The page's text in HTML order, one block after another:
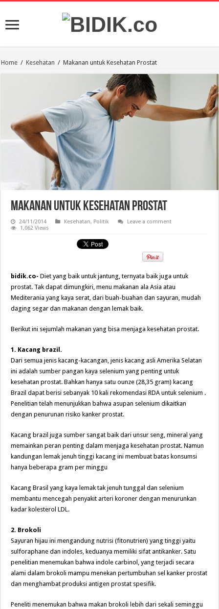
Home / Kesehatan / Makanan untuk Kesehatan Prostat
Makanan untuk Kesehatan Prostat
24/11/2014 Kesehatan, Politik
Leave a comment
1,062 Views
bidik.co- Diet yang baik untuk jantung, ternyata baik juga untuk
prostat. Tak dapat dimungkiri, menu makanan ala Asia atau
Mediterania yang kaya serat, dari buah-buahan dan sayuran, mudah
daging segar dan makanan dengan lemak baik.
Berikut ini sejumlah makanan yang bisa menjaga kesehatan prostat.
1. Kacang brazil.
Dari semua jenis kacang-kacangan, jenis kacang asli Amerika Selatan
ini adalah sumber pangan kaya selenium yang penting untuk
kesehatan prostat. Bahkan hanya satu ounze (28,35 gram) kacang
Brazil dapat berisi sebanyak 10 kali rekomendasi RDA untuk selenium .
Penelitian telah menunjukkan bahwa asupan selenium dikaitkan
dengan penurunan risiko kanker prostat.
Kacang brazil juga sumber sangat baik dari unsur seng, mineral yang
memainkan peran penting dalam menjaga kesehatan prostat. Namun
kandungan lemak jenuh tinggi kacang ini membuat batas konsumsi
hanya beberapa gram per minggu
Kacang Brasil yang kaya lemak tak jenuh tunggal dan selenium
membantu mencegah penyakit arteri koroner dengan menurunkan
kadar kolesterol LDL.
2. Brokoli
Sayuran hijau ini mengandung nutrisi (fitonutrien) yang tinggi yaitu
sulforaphane dan indoles, keduanya memiliki sifat antikanker. Satu
penelitian menemukan bahwa indole carbinol, yang terjadi secara
alami dalam brokoli mampu menekan pertumbuhan sel kanker prostat
dan menghambat produksi antigen prostat spesifik.
Peneliti menemukan bahwa makan brokoli lebih dari sekali seminggu